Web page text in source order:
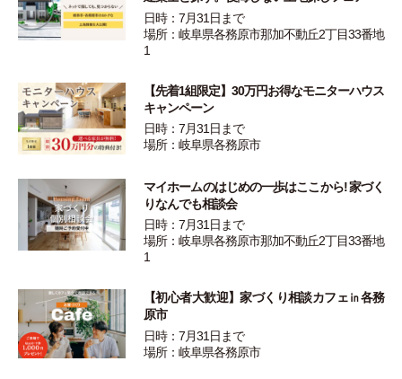
日時：7月31日まで
場所：岐阜県各務原市那加不動丘2丁目33番地
1
【先着1組限定】30万円お得なモニターハウス
キャンペーン
日時：7月31日まで
場所：岐阜県各務原市
マイホームのはじめの一歩はここから! 家づく
りなんでも相談会
日時：7月31日まで
場所：岐阜県各務原市那加不動丘2丁目33番地
1
【初心者大歓迎】家づくり相談カフェ㏌各務
原市
日時：7月31日まで
場所：岐阜県各務原市